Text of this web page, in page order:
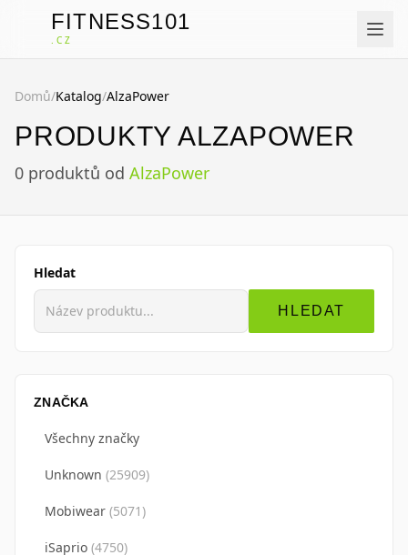
FITNESS101
.CZ
Domů/Katalog/AlzaPower
PRODUKTY ALZAPOWER
0 produktů od AlzaPower
Hledat
HLEDAT
ZNAČKA
Všechny značky
Unknown (25909)
Mobiwear (5071)
iSaprio (4750)